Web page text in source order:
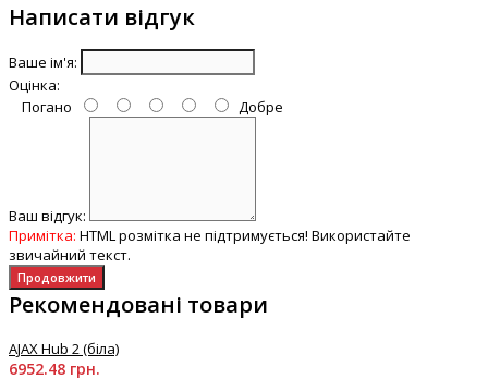
Написати відгук
Ваше ім'я:
Оцінка:
Погано
Добре
Ваш відгук:
Примітка: HTML розмітка не підтримується! Використайте
звичайний текст.
Продовжити
Рекомендовані товари
AJAX Hub 2 (біла)
6952.48 грн.